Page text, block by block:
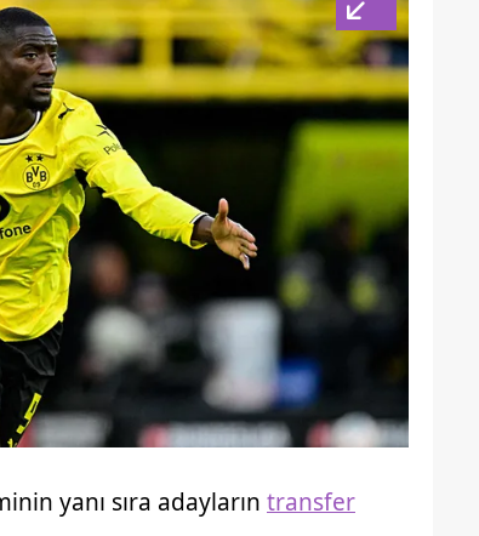
yanı sıra adayların transfer